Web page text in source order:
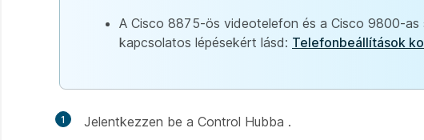
A Cisco 8875-ös videotelefon és a Cisco 9800-
kapcsolatos lépésekért lásd: Telefonbeállítások
1 Jelentkezzen be a Control Hubba .